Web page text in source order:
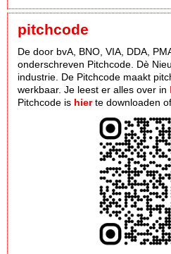
pitchcode
De door bvA, BNO, VIA, DDA,
onderschreven Pitchcode. Dè
industrie. De Pitchcode maakt
werkbaar. Je leest er alles over in
Pitchcode is hierte downloaden